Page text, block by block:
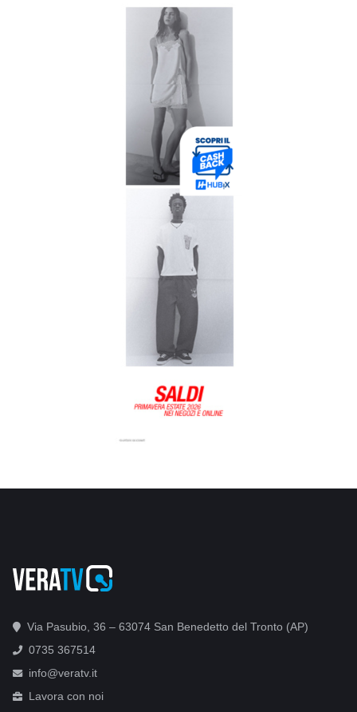
Via Pasubio, 36 – 63074 San Benedetto del Tronto (AP)
0735 367514
info@veratv.it
Lavora con noi